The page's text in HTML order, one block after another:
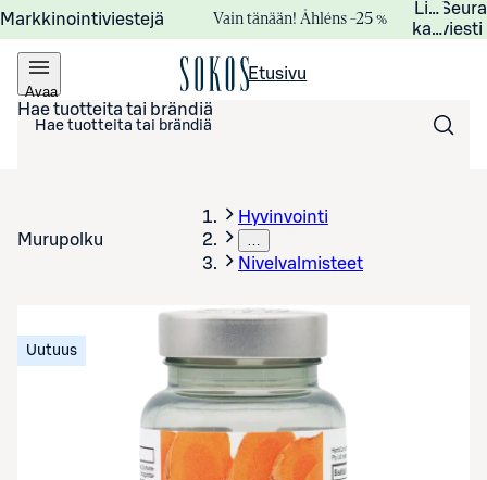
Markkinointiviestejä Vain tänään! Åhléns –25 %
viesti
Avaa
valikko
Etusivu
Hae tuotteita tai brändiä
Murupolku
Hyvinvointi
…
Nivelvalmisteet
Uutuus